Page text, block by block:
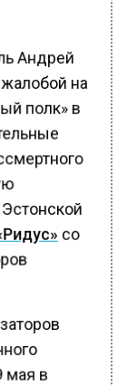
Андрей
на
полк» в
со
мая в